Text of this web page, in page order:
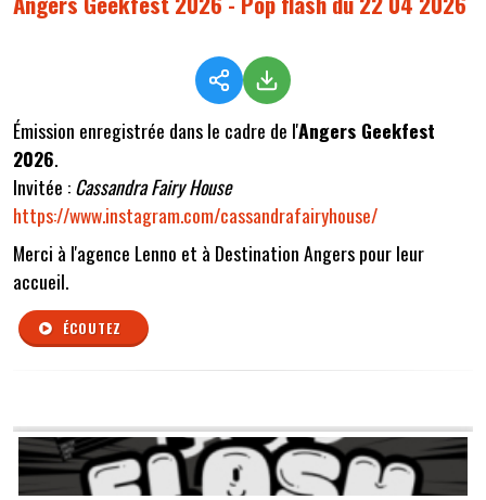
Émission enregistrée dans le cadre de l'Angers Geekfest
2026.
Invitée :Cassandra Fairy House
https://www.instagram.com/cassandrafairyhouse/
Merci à l'agence Lenno et à Destination Angers pour leur
accueil.
ÉCOUTEZ